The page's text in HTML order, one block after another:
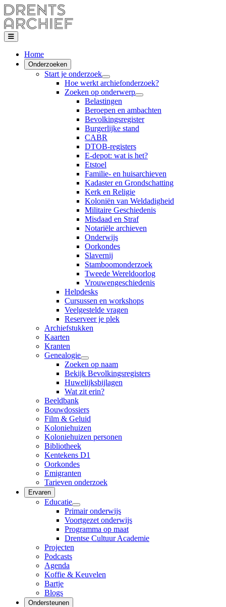
Home
Onderzoeken
Start je onderzoek
Hoe werkt archiefonderzoek?
Zoeken op onderwerp
Belastingen
Beroepen en ambachten
Bevolkingsregister
Burgerlijke stand
CABR
DTOB-registers
E-depot: wat is het?
Etstoel
Familie- en huisarchieven
Kadaster en Grondschatting
Kerk en Religie
Koloniën van Weldadigheid
Militaire Geschiedenis
Misdaad en Straf
Notariële archieven
Onderwijs
Oorkondes
Slavernij
Stamboomonderzoek
Tweede Wereldoorlog
Vrouwengeschiedenis
Helpdesks
Cursussen en workshops
Veelgestelde vragen
Reserveer je plek
Archiefstukken
Kaarten
Kranten
Genealogie
Zoeken op naam
Bekijk Bevolkingsregisters
Huwelijksbijlagen
Wat zit erin?
Beeldbank
Bouwdossiers
Film & Geluid
Koloniehuizen
Koloniehuizen personen
Bibliotheek
Kentekens D1
Oorkondes
Emigranten
Tarieven onderzoek
Ervaren
Educatie
Primair onderwijs
Voortgezet onderwijs
Programma op maat
Drentse Cultuur Academie
Projecten
Podcasts
Agenda
Koffie & Keuvelen
Bartje
Blogs
Ondersteunen